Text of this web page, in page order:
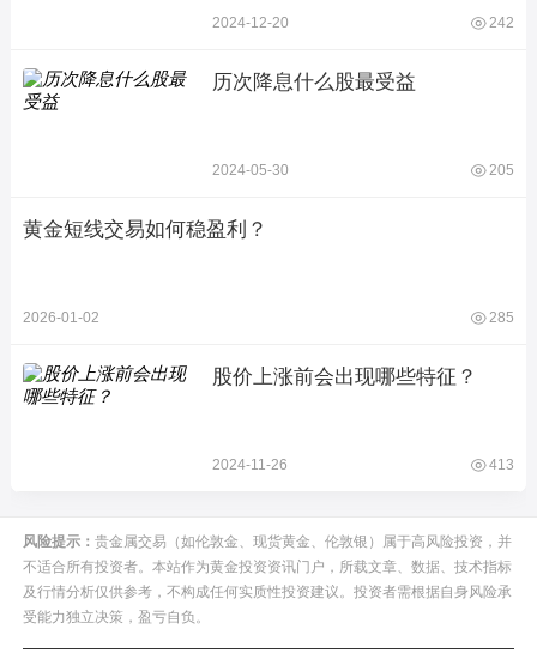
2024-12-20 242
历次降息什么股最受益
2024-05-30 205
黄金短线交易如何稳盈利？
2026-01-02 285
股价上涨前会出现哪些特征？
2024-11-26 413
风险提示： 贵金属交易（如伦敦金、现货黄金、伦敦银）属于高风险投资，并
不适合所有投资者。本站作为黄金投资资讯门户，所载文章、数据、技术指标
及行情分析仅供参考，不构成任何实质性投资建议。投资者需根据自身风险承
受能力独立决策，盈亏自负。